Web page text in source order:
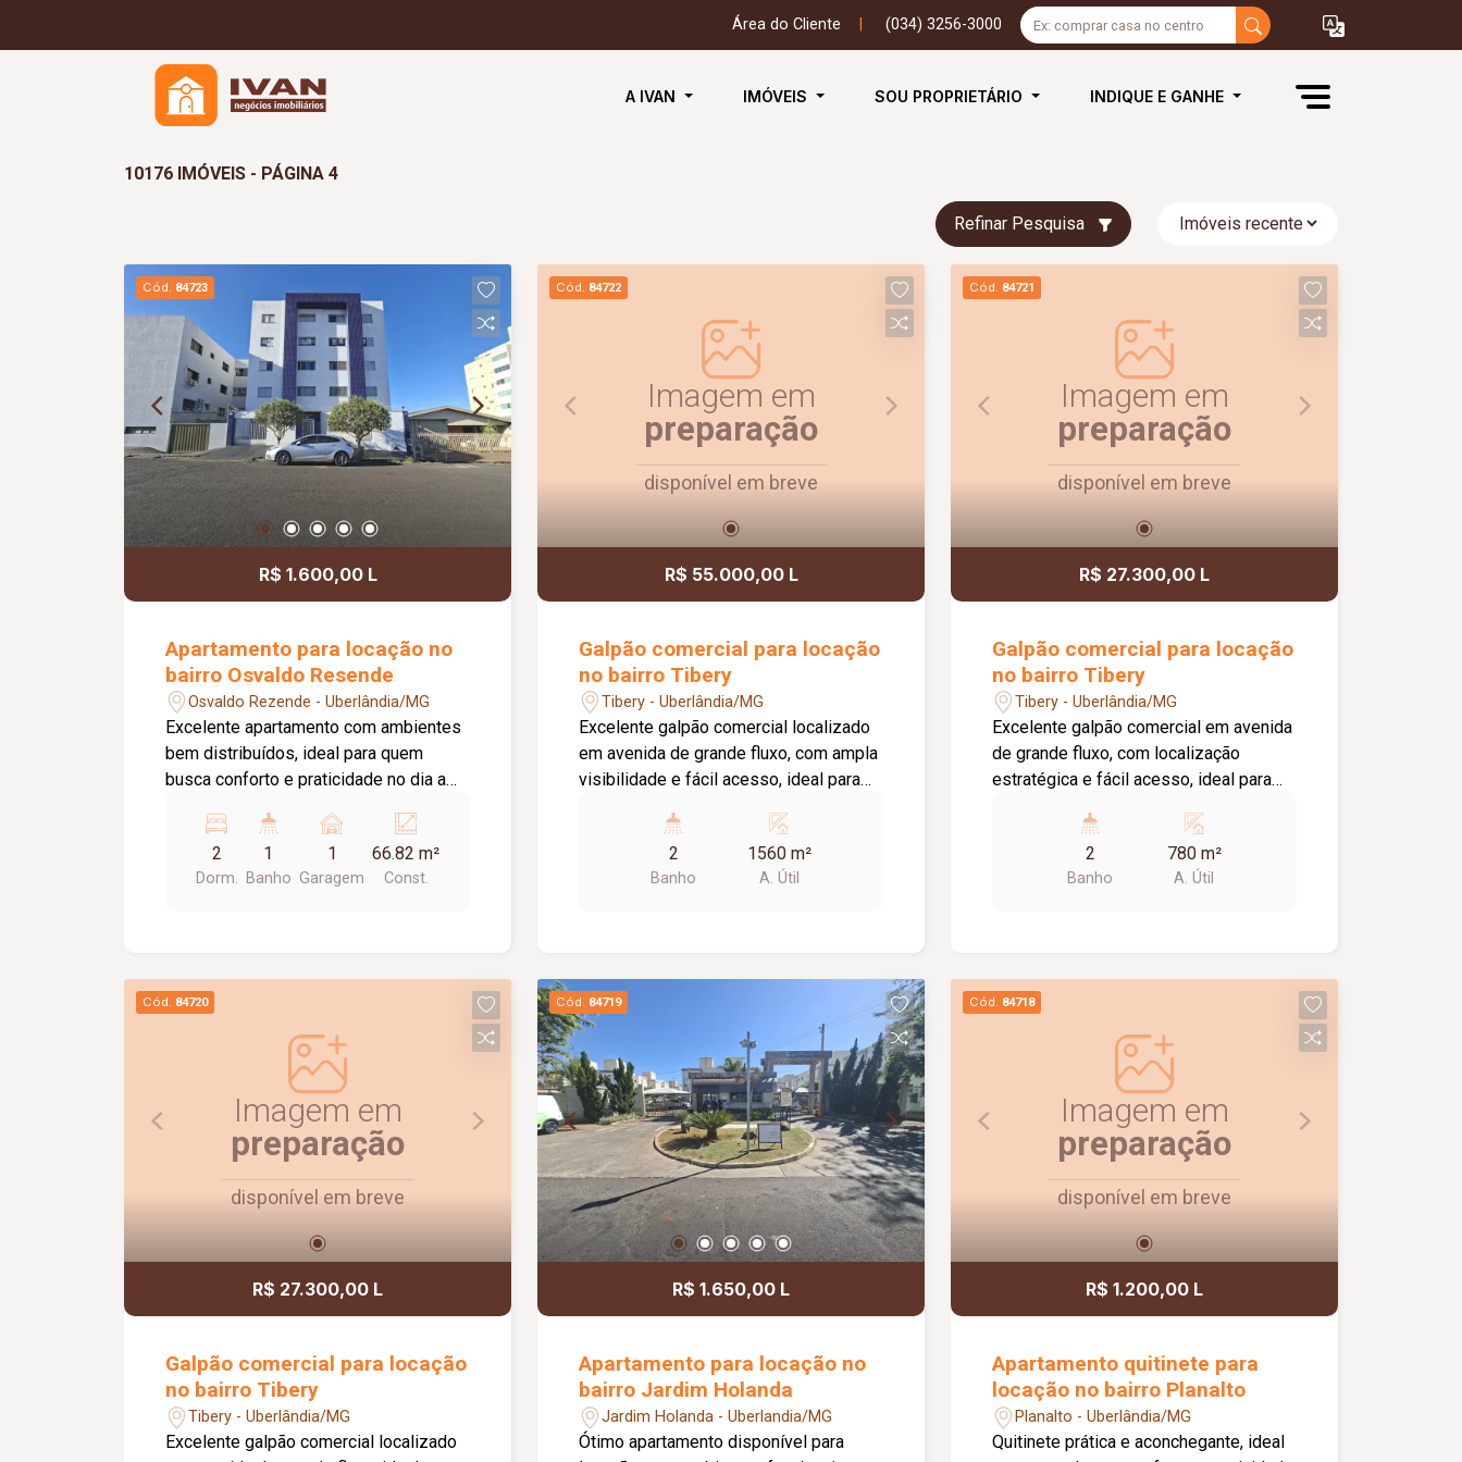
Área do Cliente (034) 3256-3000
A IVAN IMÓVEIS SOU PROPRIETÁRIO INDIQUE E GANHE
10176 IMÓVEIS - PÁGINA 4
Refinar Pesquisa
Cód. 84723
R$ 1.600,00 L
Apartamento para locação no
bairro Osvaldo Resende
Osvaldo Rezende - Uberlândia/MG
Excelente apartamento com ambientes
bem distribuídos, ideal para quem
busca conforto e praticidade no dia a
garagem, interfone e portão eletrônico,
oferecendo mais segurança e
comodidade. Possui 01 sala ampla em
lavanderia com armário e 01 banheiro
de serviço. O apartamento possui piso
cerâmico, proporcionando praticidade
na manutenção e maior durabilidade.
Uma ótima oportunidade para quem
deseja morar em um imóvel funcional,
organizado e pronto para receber sua
2
Dorm.
1
Banho
1
Garagem
66.82 m²
Const.
Cód. 84722
Imagem em
preparação
disponível em breve
R$ 55.000,00 L
Galpão comercial para locação
no bairro Tibery
Tibery - Uberlândia/MG
Excelente galpão comercial localizado
em avenida de grande fluxo, com ampla
visibilidade e fácil acesso, ideal para
distribuição, indústria e comércio. O
imóvel possui aproximadamente 1.560
m² de vão livre e pé-direito de 10
de mercadorias. Conta ainda com doca
para carga e descarga, escritório e
banheiros masculino e feminino,
proporcionando uma estrutura funcional
e preparada para atender às
necessidades da sua empresa. Uma
excelente oportunidade para instalar ou
expandir seu negócio em uma
localização estratégica e de grande
destaque comercial.
2
Banho
1560 m²
A. Útil
Cód. 84721
Imagem em
preparação
disponível em breve
R$ 27.300,00 L
Galpão comercial para locação
no bairro Tibery
Tibery - Uberlândia/MG
Excelente galpão comercial em avenida
de grande fluxo, com localização
estratégica e fácil acesso, ideal para
distribuição, indústria e comércio. O
imóvel conta com aproximadamente
780 m² de vão livre, pé-direito de 10
carga e descarga, escritório e
banheiros masculino e feminino,
oferecendo uma estrutura completa
para atender às necessidades da sua
para quem busca um imóvel funcional,
com ótima visibilidade e pronto para
2
Banho
780 m²
A. Útil
Cód. 84720
Imagem em
preparação
disponível em breve
R$ 27.300,00 L
Galpão comercial para locação
no bairro Tibery
Tibery - Uberlândia/MG
Excelente galpão comercial localizado
Cód. 84719
R$ 1.650,00 L
Apartamento para locação no
bairro Jardim Holanda
Jardim Holanda - Uberlandia/MG
Ótimo apartamento disponível para
Cód. 84718
Imagem em
preparação
disponível em breve
R$ 1.200,00 L
Apartamento quitinete para
locação no bairro Planalto
Planalto - Uberlândia/MG
Quitinete prática e aconchegante, ideal